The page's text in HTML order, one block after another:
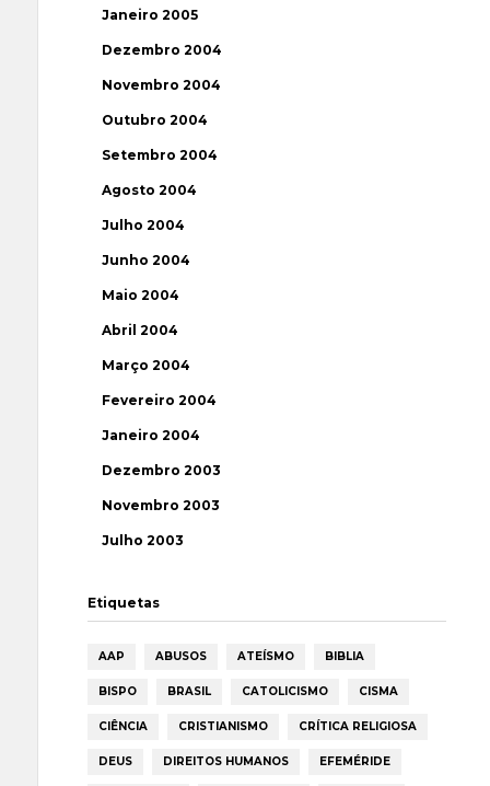
Janeiro 2005
Dezembro 2004
Novembro 2004
Outubro 2004
Setembro 2004
Agosto 2004
Julho 2004
Junho 2004
Maio 2004
Abril 2004
Março 2004
Fevereiro 2004
Janeiro 2004
Dezembro 2003
Novembro 2003
Julho 2003
Etiquetas
AAP ABUSOS ATEÍSMO BIBLIA
BISPO BRASIL CATOLICISMO CISMA
CIÊNCIA CRISTIANISMO CRÍTICA RELIGIOSA
DEUS DIREITOS HUMANOS EFEMÉRIDE